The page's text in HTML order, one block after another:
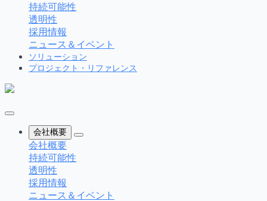
持続可能性
透明性
採用情報
ニュース＆イベント
ソリューション
プロジェクト・リファレンス
会社概要
会社概要
持続可能性
透明性
採用情報
ニュース＆イベント